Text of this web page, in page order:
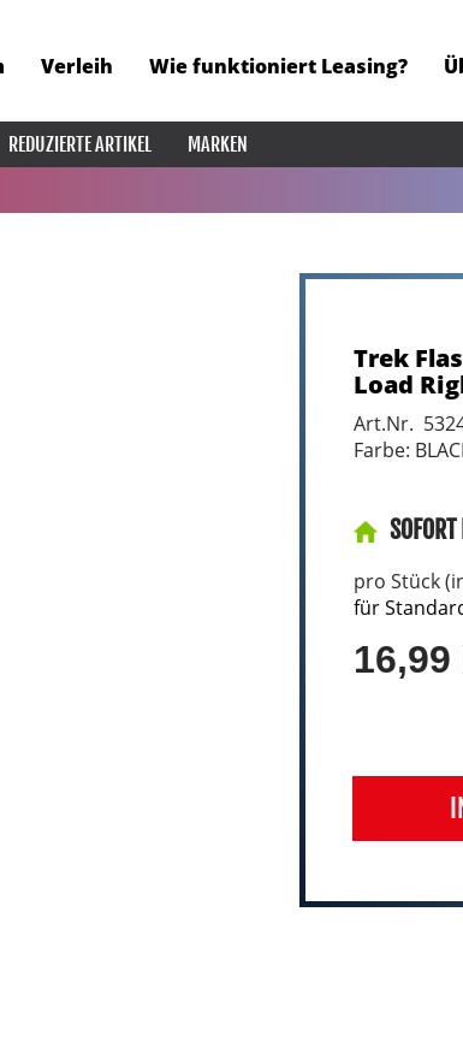
Verleih Wie funktioniert Leasing?
REDUZIERTE ARTIKEL
MARKEN
Trek
Load
Art.Nr.
Farbe:
pro Stück
für
16,99